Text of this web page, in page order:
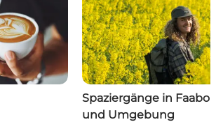
Spaziergänge in
und Umgebung